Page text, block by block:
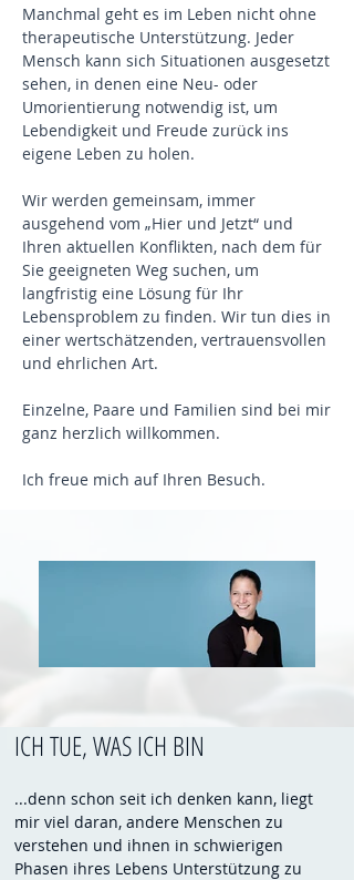
Manchmal geht es im Leben nicht ohne
therapeutische Unterstützung. Jeder
Mensch kann sich Situationen ausgesetzt
sehen, in denen eine Neu- oder
Umorientierung notwendig ist, um
Lebendigkeit und Freude zurück ins
eigene Leben zu holen.
Wir werden gemeinsam, immer
ausgehend vom „Hier und Jetzt“ und
Ihren aktuellen Konflikten, nach dem für
Sie geeigneten Weg suchen, um
langfristig eine Lösung für Ihr
Lebensproblem zu finden. Wir tun dies in
einer wertschätzenden, vertrauensvollen
und ehrlichen Art.
Einzelne, Paare und Familien sind bei mir
ganz herzlich willkommen.
Ich freue mich auf Ihren Besuch.
ICH TUE, WAS ICH BIN
...denn schon seit ich denken kann, liegt
mir viel daran, andere Menschen zu
verstehen und ihnen in schwierigen
Phasen ihres Lebens Unterstützung zu